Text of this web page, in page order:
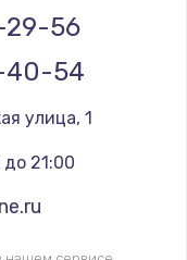
29-56
40-54
улица, 1
21:00